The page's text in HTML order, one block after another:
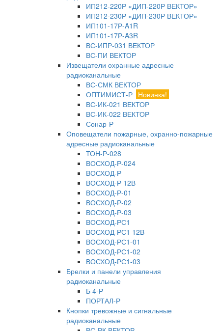
ИП212-220Р «ДИП-220Р ВЕКТОР»
ИП212-230Р «ДИП-230Р ВЕКТОР»
ИП101-17Р-A1R
ИП101-17Р-A3R
ВС-ИПР-031 ВЕКТОР
ВС-ПИ ВЕКТОР
Извещатели охранные адресные
радиоканальные
ВС-СМК ВЕКТОР
ОПТИМИСТ-Р Новинка!
ВС-ИК-021 ВЕКТОР
ВС-ИК-022 ВЕКТОР
Сонар-Р
Оповещатели пожарные, охранно-пожарные
адресные радиоканальные
ТОН-Р-028
ВОСХОД-Р-024
ВОСХОД-Р
ВОСХОД-Р 12В
ВОСХОД-Р-01
ВОСХОД-Р-02
ВОСХОД-Р-03
ВОСХОД-РС1
ВОСХОД-РС1 12В
ВОСХОД-РС1-01
ВОСХОД-РС1-02
ВОСХОД-РС1-03
Брелки и панели управления
радиоканальные
Б 4-Р
ПОРТАЛ-Р
Кнопки тревожные и сигнальные
радиоканальные